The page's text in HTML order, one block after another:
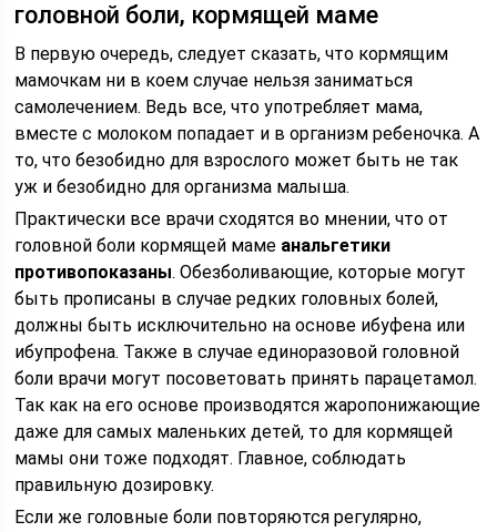
головной боли, кормящей маме
В первую очередь, следует сказать, что кормящим
мамочкам ни в коем случае нельзя заниматься
самолечением. Ведь все, что употребляет мама,
вместе с молоком попадает и в организм ребеночка. А
то, что безобидно для взрослого может быть не так
уж и безобидно для организма малыша.
Практически все врачи сходятся во мнении, что от
головной боли кормящей маме анальгетики
противопоказаны. Обезболивающие, которые могут
быть прописаны в случае редких головных болей,
должны быть исключительно на основе ибуфена или
ибупрофена. Также в случае единоразовой головной
боли врачи могут посоветовать принять парацетамол.
Так как на его основе производятся жаропонижающие
даже для самых маленьких детей, то для кормящей
мамы они тоже подходят. Главное, соблюдать
правильную дозировку.
Если же головные боли повторяются регулярно,